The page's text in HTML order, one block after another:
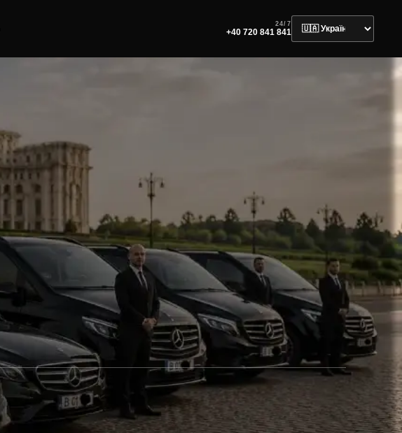
24/7
+40 720 841 841